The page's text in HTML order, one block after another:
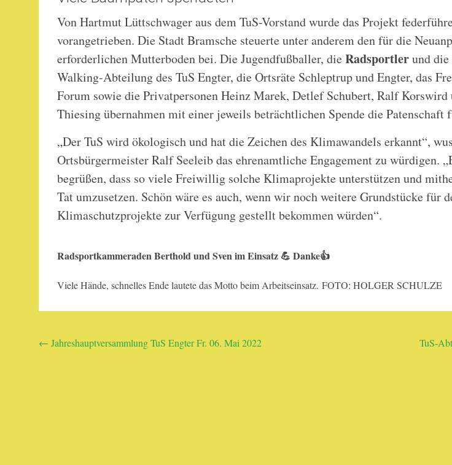
Von Hartmut Lüttschwager aus dem TuS-Vorstand wurde das Projekt
vorangetrieben. Die Stadt Bramsche steuerte unter anderem den für die
erforderlichen Mutterboden bei. Die Jugendfußballer, dieRadsportlerund
Walking-Abteilung des TuS Engter, die Ortsräte Schleptrup und Engter, das
Forum sowie die Privatpersonen Heinz Marek, Detlef Schubert, Ralf
Thiesing übernahmen mit einer jeweils beträchtlichen Spende die Patenschaft
„Der TuS wird ökologisch und hat die Zeichen des Klimawandels erkannt“,
Ortsbürgermeister Ralf Seeleib das ehrenamtliche Engagement zu würdigen.
begrüßen, dass so viele Freiwillig solche Klimaprojekte unterstützen und
Tat umzusetzen. Schön wäre es auch, wenn wir noch weitere Grundstücke für
Klimaschutzprojekte zur Verfügung gestellt bekommen würden“.
Radsportkammeraden Berthold und Sven im Einsatz 💪 Danke👍
Viele Hände, schnelles Ende lautete das Motto beim Arbeitseinsatz. FOTO: HOLGER SCHULZE
Beitragsnavigation
← Jahreshauptversammlung TuS Engter Fr. 06. Mai 2022 TuS-